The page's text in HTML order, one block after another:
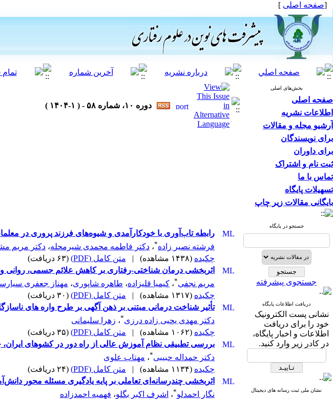
[صفحه اصلی ]
بخش‌های اصلی
صفحه اصلی
اطلاعات نشریه
آرشیو مجله و مقالات
برای نویسندگان
برای داوران
ثبت نام و اشتراک
تماس با ما
تسهیلات پایگاه
بایگانی مقالات زیر چاپ
جستجو در پایگاه
جستجوی پیشرفته
دریافت اطلاعات پایگاه
نشانی پست الکترونیک
خود را برای دریافت
اطلاعات و اخبار پایگاه،
در کادر زیر وارد کنید.
نشان ملی ثبت رسانه های دیجیتال
دوره ۱۰، شماره ۵۸ - ( ۱-۱۴۰۴ )
رابطه تاب‌آوری با خودکارآمدی و شیوه‌های فرزند پروری در
فرشته نصیر زاده*، دکتر فاطمه محمدی شیرمحله، دکتر مریم
چکیده (۱۴۳۸ مشاهده) | متن کامل (PDF)
(۶۳ دریافت)
اثربخشی درمان شناختی-رفتاری بر کاهش علائم جسمی، روانی و
مریم نجفی*، کیمیا قلیزاده، طاهره شاپوری، مهناز جعفری
چکیده (۱۳۱۷ مشاهده) | متن کامل (PDF)
(۳۰ دریافت)
تأثیر شناخت درمانی مبتنی بر ذهن آگهی بر طرح واره های
دکتر مهدی یحیی زاده درزی*، زهرا سلیمانی
چکیده (۱۰۶۲ مشاهده) | متن کامل (PDF)
(۳۵ دریافت)
بررسی تطبیقی نظام آموزش عالی از راه دور در کشوهای ایران،
دکتر حمداله حبیبی*، مهتاب علوی
چکیده (۱۱۳۴ مشاهده) | متن کامل (PDF)
(۲۴ دریافت)
اثربخشی چندرسانه‌ای تعاملی بر پایه یادگیری مسئله محور
نگار احمدلو*، اشرف اکبر بگلو، فهمیه احمدزاده